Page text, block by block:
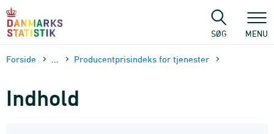
sidens
SØG MENU
Forside Producentprisindeks for tjenester
Indhold